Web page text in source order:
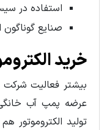
استفاده در
صنایع
خرید
بیشتر فعالیت شرکت
عرضه پمپ آب
تولید الکتروموتور